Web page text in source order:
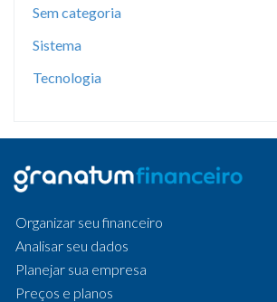
Sem categoria
Sistema
Tecnologia
Organizar seu financeiro
Analisar seu dados
Planejar sua empresa
Preços e planos